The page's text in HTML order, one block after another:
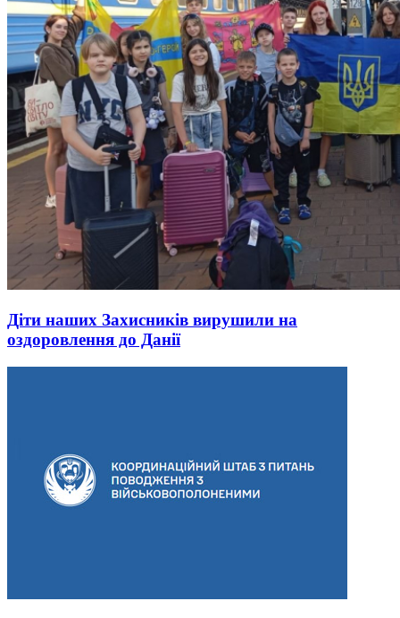
Діти наших Захисників вирушили на
оздоровлення до Данії